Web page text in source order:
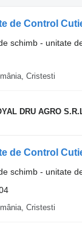
schimb - unitate
Cristesti
DRU AGRO
de Control
schimb - unitate
Cristesti